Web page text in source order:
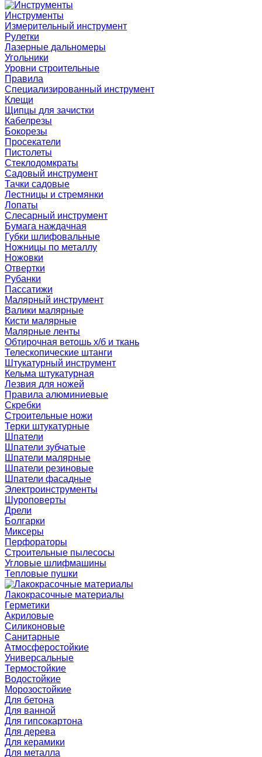
Инструменты
Измерительный инструмент
Рулетки
Лазерные дальномеры
Угольники
Уровни строительные
Правила
Специализированный инструмент
Клещи
Щипцы для зачистки
Кабелрезы
Бокорезы
Просекатели
Пистолеты
Стеклодомкраты
Садовый инструмент
Тачки садовые
Лестницы и стремянки
Лопаты
Слесарный инструмент
Бумага наждачная
Губки шлифовальные
Ножницы по металлу
Ножовки
Отвертки
Рубанки
Пассатижи
Малярный инструмент
Валики малярные
Кисти малярные
Малярные ленты
Обтирочная ветошь х/б и ткань
Телескопические штанги
Штукатурный инструмент
Кельма штукатурная
Лезвия для ножей
Правила алюминиевые
Скребки
Строительные ножи
Терки штукатурные
Шпатели
Шпатели зубчатые
Шпатели малярные
Шпатели резиновые
Шпатели фасадные
Электроинструменты
Шуроповерты
Дрели
Болгарки
Миксеры
Перфораторы
Строительные пылесосы
Угловые шлифмашины
Тепловые пушки
Лакокрасочные материалы
Герметики
Акриловые
Силиконовые
Санитарные
Атмосферостойкие
Универсальные
Термостойкие
Водостойкие
Морозостойкие
Для бетона
Для ванной
Для гипсокартона
Для дерева
Для керамики
Для металла